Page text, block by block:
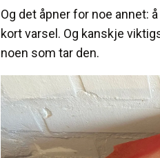
Og det åpner for noe annet:
kort varsel. Og kanskje
noen som tar den.